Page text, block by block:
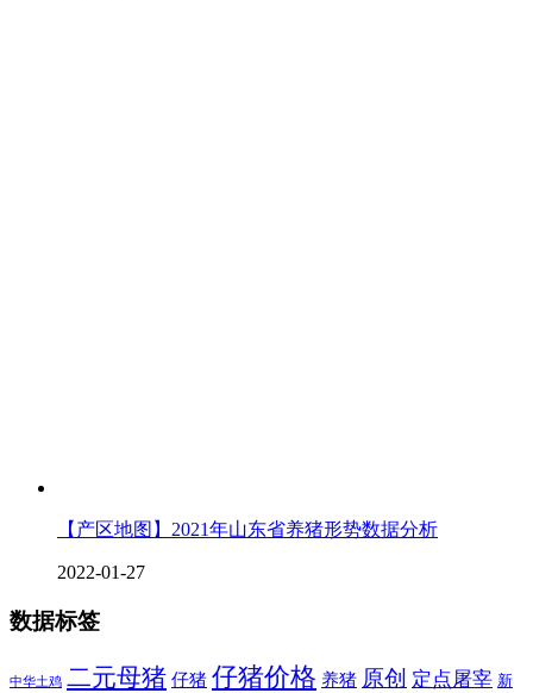
【产区地图】2021年山东省养猪形势数据分析
2022-01-27
数据标签
中华土鸡 二元母猪 仔猪 仔猪价格 养猪 原创 定点屠宰 新